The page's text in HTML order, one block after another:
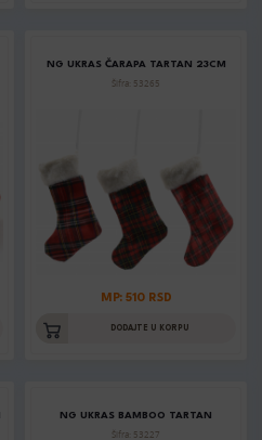
NG UKRAS ČARAPA TARTAN 23CM
Šifra: 53265
MP: 510 RSD
DODAJTE U KORPU
NG UKRAS BAMBOO TARTAN
Šifra: 53227